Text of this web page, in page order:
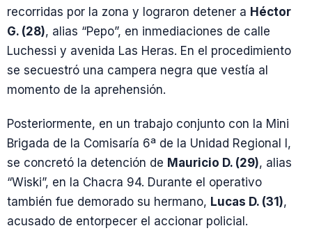
recorridas por la zona y lograron detener a Héctor
G. (28), alias “Pepo”, en inmediaciones de calle
Luchessi y avenida Las Heras. En el procedimiento
se secuestró una campera negra que vestía al
momento de la aprehensión.
Posteriormente, en un trabajo conjunto con la Mini
Brigada de la Comisaría 6ª de la Unidad Regional I,
se concretó la detención de Mauricio D. (29), alias
“Wiski”, en la Chacra 94. Durante el operativo
también fue demorado su hermano, Lucas D. (31),
acusado de entorpecer el accionar policial.